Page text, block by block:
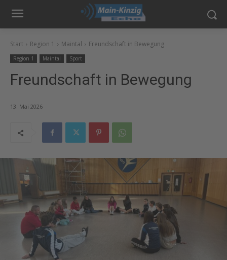
Start Region 1 Maintal Freundschaft in Bewegung
Region 1 Maintal Sport
Freundschaft in Bewegung
13. Mai 2026